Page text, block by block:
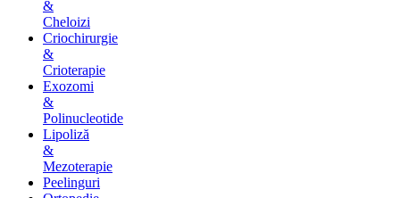
&
Cheloizi
Criochirurgie
&
Crioterapie
Exozomi
&
Polinucleotide
Lipoliză
&
Mezoterapie
Peelinguri